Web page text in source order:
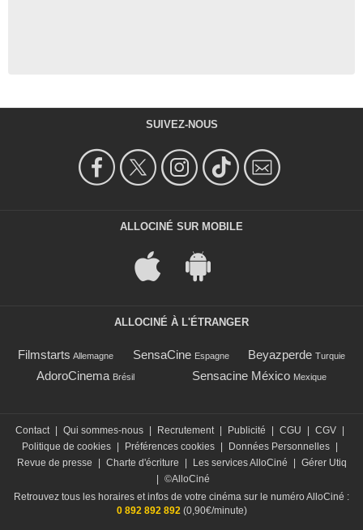
SUIVEZ-NOUS
ALLOCINÉ SUR MOBILE
ALLOCINÉ À L'ÉTRANGER
Filmstarts Allemagne SensaCine Espagne Beyazperde Turquie
AdoroCinema Brésil Sensacine México Mexique
Contact | Qui sommes-nous | Recrutement | Publicité | CGU | CGV |
Politique de cookies | Préférences cookies | Données Personnelles |
Revue de presse
| Charte d'écriture | Les services AlloCiné | Gérer Utiq
| ©AlloCiné
Retrouvez tous les horaires et infos de votre cinéma sur le numéro AlloCiné :
0 892 892 892 (0,90€/minute)